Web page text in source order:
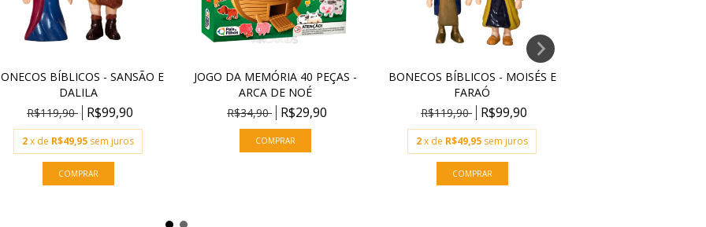
BÍBLICOS - SANSÃO E
DALILA
R$119,90
R$99,90
2x de R$49,95 sem juros
JOGO DA MEMÓRIA 40 PEÇAS -
ARCA DE NOÉ
R$34,90
R$29,90
BONECOS BÍBLICOS - MOISÉS E
FARAÓ
R$119,90
R$99,90
2x de R$49,95 sem juros